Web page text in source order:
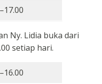
Ny. Lidia buka dari
setiap hari.